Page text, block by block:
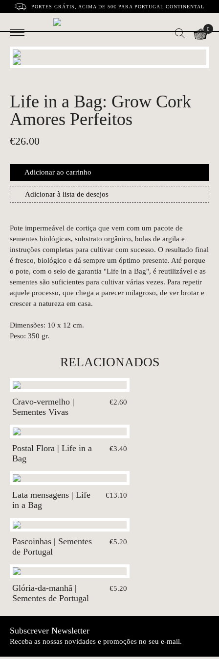
PORTES GRÁTIS, ACIMA DE 50€ PARA PORTUGAL CONTINENTAL
0
Life in a Bag: Grow Cork
Amores Perfeitos
€26.00
Adicionar ao carrinho
Adicionar à lista de desejos
Pote impermeável de cortiça que vem com um pacote de
sementes biológicas, substrato orgânico, bolas de argila e
instruções completas para cultivar com sucesso. O resultado final
é fresco, biológico e dá sempre um óptimo presente. Até porque
o pote, com o selo de garantia "Life in a Bag", é reutilizável e as
sementes são suficientes para cultivar várias vezes. Para repetir
aquele processo, que chega a parecer milagroso, de ver brotar e
crescer a natureza em casa.
Dimensões: 10 x 12 cm.
Peso: 350 gr.
RELACIONADOS
Cravo-vermelho |
Sementes Vivas
€2.60
Postal Flora | Life in a
Bag
€3.40
Lata mensagens | Life
in a Bag
€13.10
Pascoinhas | Sementes
de Portugal
€5.20
Glória-da-manhã |
Sementes de Portugal
€5.20
Subscrever Newsletter
Receba as nossas novidades e promoções no seu e-mail.